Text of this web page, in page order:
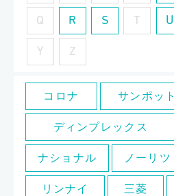
Q R S T U
Y Z
コロナ サンポット
ディンプレックス
ナショナル ノーリツ
リンナイ 三菱